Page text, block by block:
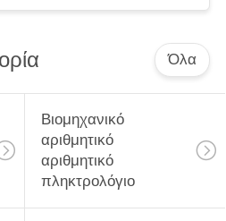
Όλα
Βιομηχανικό
αριθμητικό
αριθμητικό
πληκτρολόγιο